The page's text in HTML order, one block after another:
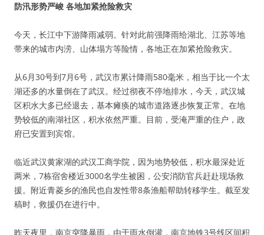
防汛形势严峻 各地加紧抢险救灾
今天，长江中下游降雨减弱。针对此前强降雨给湖北、江苏等地
带来的城市内涝、山体塌方等险情，各地正在加紧抢险救灾。
从6月30号到7月6号，武汉市累计降雨580毫米，相当于比一个太
湖还多的水量倒在了武汉。经过彻夜不停地排水，今天，武汉城
区积水大多已经退去，基本瘫痪的城市道路逐步恢复正常。在地
势较低的南湖社区，积水依然严重。目前，受淹严重的住户，政
府已安置到宾馆。
临近武汉黄家湖的武汉工商学院，因为地势较低，积水最深处近
两米，7栋宿舍楼近3000名学生被困，公安消防官兵赶赴现场救
援。附近青菱乡的渔民也自发性带8条渔船帮助转移学生。截至发
稿时，救援仍在进行中。
昨天夜里，南京突降暴雨，由于雨水倒灌，南京地铁3号线区间积